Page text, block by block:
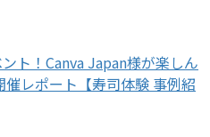
ト！Canva Japan様が楽しん
レポート【寿司体験 事例紹